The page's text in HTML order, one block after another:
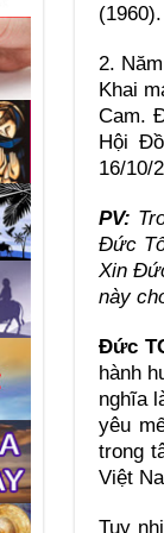
(1960).
2.
Khai
Cam.
Hội
16/10/
PV:
Đức
Xin
này
Đức
hành
nghĩa
yêu
trong
Việt
Tuy